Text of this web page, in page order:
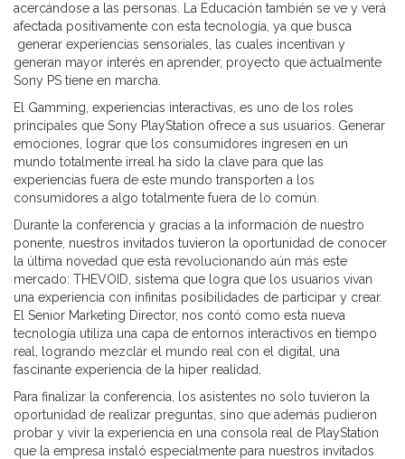
acercándose a las personas. La Educación también se ve y verá
afectada positivamente con esta tecnología, ya que busca
generar experiencias sensoriales, las cuales incentivan y
generan mayor interés en aprender, proyecto que actualmente
Sony PS tiene en marcha.
El Gamming, experiencias interactivas, es uno de los roles
principales que Sony PlayStation ofrece a sus usuarios. Generar
emociones, lograr que los consumidores ingresen en un
mundo totalmente irreal ha sido la clave para que las
experiencias fuera de este mundo transporten a los
consumidores a algo totalmente fuera de lo común.
Durante la conferencia y gracias a la información de nuestro
ponente, nuestros invitados tuvieron la oportunidad de conocer
la última novedad que esta revolucionando aún más este
mercado: THEVOID, sistema que logra que los usuarios vivan
una experiencia con infinitas posibilidades de participar y crear.
El Senior Marketing Director, nos contó como esta nueva
tecnología utiliza una capa de entornos interactivos en tiempo
real, logrando mezclar el mundo real con el digital, una
fascinante experiencia de la hiper realidad.
Para finalizar la conferencia, los asistentes no solo tuvieron la
oportunidad de realizar preguntas, sino que además pudieron
probar y vivir la experiencia en una consola real de PlayStation
que la empresa instaló especialmente para nuestros invitados